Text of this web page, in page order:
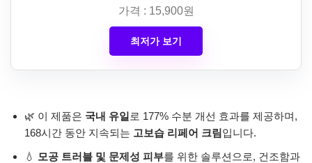
가격 : 15,900원
최저가 보기
🌿 이 제품은 국내 유일 로 177% 수분 개선 효과를 제공하며,
168시간 동안 지속되는 고보습 리페어 크림입니다.
💧 모공 트러블 및 문제성 피부를 위한 솔루션으로, 건조함과